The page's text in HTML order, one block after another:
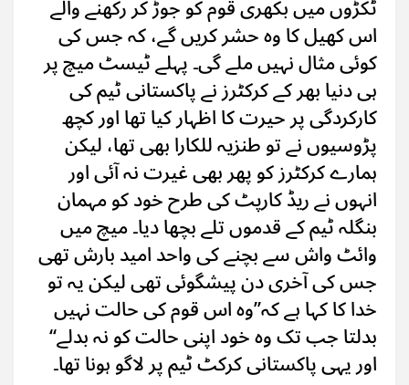
اس کھیل کا وہ حشر کریں گے، کہ جس کی
کوئی مثال نہیں ملے گی۔ پہلے ٹیسٹ میچ پر
ہی دنیا بھر کے کرکٹرز نے پاکستانی ٹیم کی
کارکردگی پر حیرت کا اظہار کیا تھا اور کچھ
پڑوسیوں نے تو طنزیہ للکارا بھی تھا، لیکن
ہمارے کرکٹرز کو پھر بھی غیرت نہ آئی اور
انہوں نے ریڈ کارپٹ کی طرح خود کو مہمان
بنگلہ ٹیم کے قدموں تلے بچھا دیا۔ میچ میں
وائٹ واش سے بچنے کی واحد امید بارش تھی
جس کی آخری دن پیشگوئی تھی لیکن یہ تو
خدا کا کہا ہے کہ’’وہ اس قوم کی حالت نہیں
بدلتا جب تک وہ خود اپنی حالت کو نہ بدلے‘‘
اور یہی پاکستانی کرکٹ ٹیم پر لاگو ہونا تھا۔